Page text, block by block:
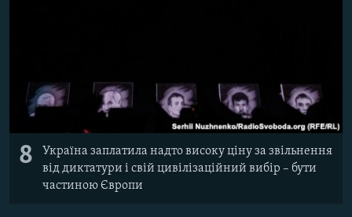
8
Україна заплатила надто високу ціну за звільнення
від диктатури і свій цивілізаційний вибір – бути
частиною Європи